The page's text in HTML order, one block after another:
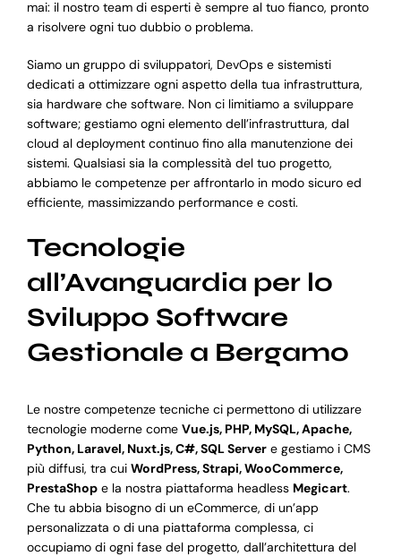
mai: il nostro team di esperti è sempre al tuo fianco, pronto
a risolvere ogni tuo dubbio o problema.
Siamo un gruppo di sviluppatori, DevOps e sistemisti
dedicati a ottimizzare ogni aspetto della tua infrastruttura,
sia hardware che software. Non ci limitiamo a sviluppare
software; gestiamo ogni elemento dell’infrastruttura, dal
cloud al deployment continuo fino alla manutenzione dei
sistemi. Qualsiasi sia la complessità del tuo progetto,
abbiamo le competenze per affrontarlo in modo sicuro ed
efficiente, massimizzando performance e costi.
Tecnologie
all’Avanguardia per lo
Sviluppo Software
Gestionale a Bergamo
Le nostre competenze tecniche ci permettono di utilizzare
tecnologie moderne come Vue.js, PHP, MySQL, Apache,
Python, Laravel, Nuxt.js, C#, SQL Servere gestiamo i CMS
più diffusi, tra cui WordPress, Strapi, WooCommerce,
PrestaShope la nostra piattaforma headless Megicart.
Che tu abbia bisogno di un eCommerce, di un’app
personalizzata o di una piattaforma complessa, ci
occupiamo di ogni fase del progetto, dall’architettura del